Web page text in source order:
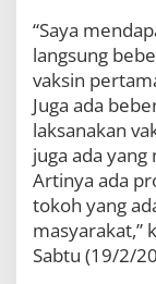
“Saya
langsung
vaksin
Juga ada
laksanakan
juga ada
Artinya ada
tokoh yang
masyarakat,”
Sabtu (19/2/